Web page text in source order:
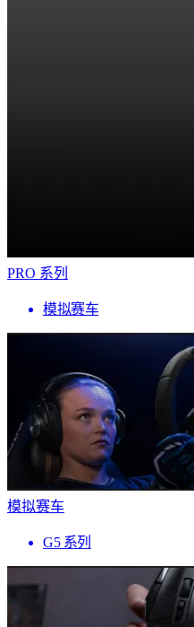
PRO 系列
模拟赛车
模拟赛车
G5 系列